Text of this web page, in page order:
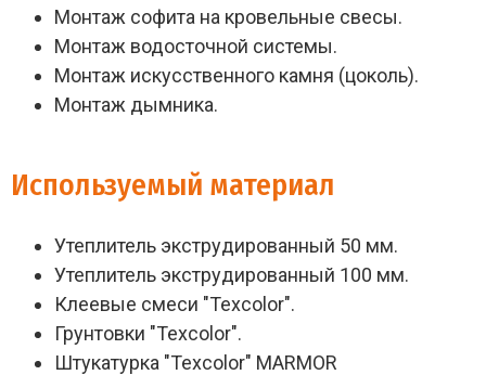
Монтаж софита на кровельные свесы.
Монтаж водосточной системы.
Монтаж искусственного камня (цоколь).
Монтаж дымника.
Используемый материал
Утеплитель экструдированный 50 мм.
Утеплитель экструдированный 100 мм.
Клеевые смеси "Texcolor".
Грунтовки "Texcolor".
Штукатурка "Texcolor" MARMOR